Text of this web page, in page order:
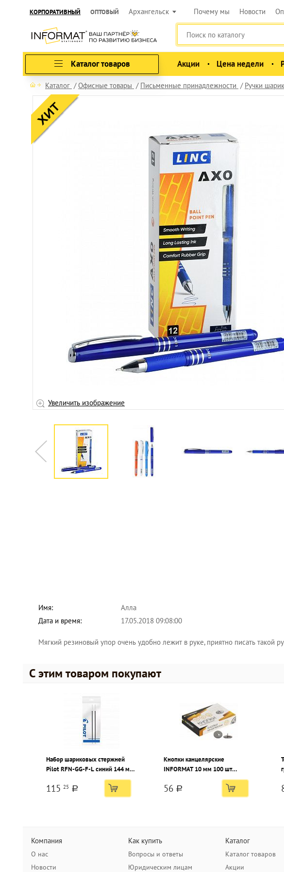
КОРПОРАТИВНЫЙ ОПТОВЫЙ Архангельск Почему мы Новости
Каталог товаров Акции Цена недели
Каталог Офисные товары Письменные принадлежности Ручки
Увеличить изображение
Имя:
Алла
Дата и время:
17.05.2018 09:08:00
Мягкий резиновый упор очень удобно лежит в руке, приятно писать такой
С этим товаром покупают
Набор шариковых стержней
Pilot RFN-GG-F-L синий 144 мм
0,7 мм корпус пластик, 2 шт/
упак
115 25 a
Кнопки канцелярские
INFORMAT 10 мм 100 шт
классические без покрытия
металл.
56 a
Компания
О нас
Новости
Как купить
Вопросы и ответы
Юридическим лицам
Каталог
Каталог товаров
Акции